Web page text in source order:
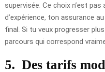
supervisée. Ce choix n’est
d’expérience, ton assurance
final. Si tu veux progresser
parcours qui correspond
5. Des tarifs